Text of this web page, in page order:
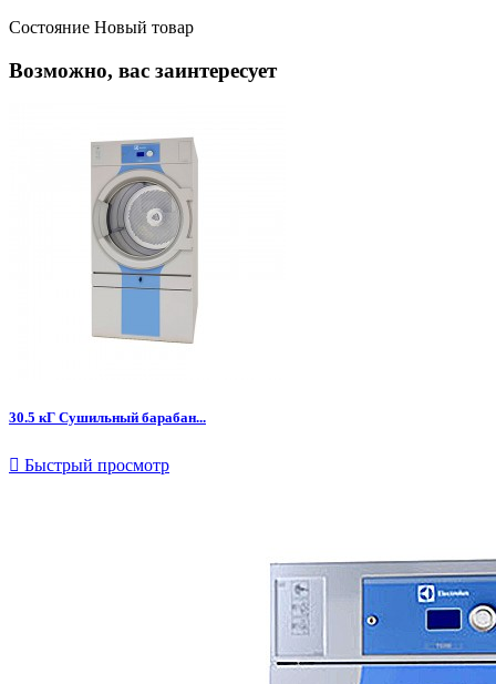
Состояние Новый товар
Возможно, вас заинтересует
30.5 кГ Сушильный барабан...
 Быстрый просмотр